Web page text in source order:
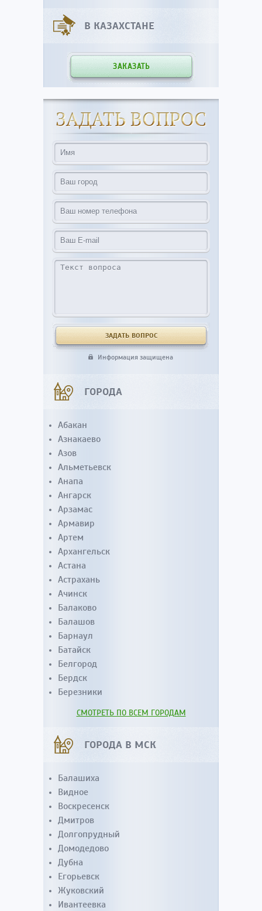
В КАЗАХСТАНЕ
ЗАКАЗАТЬ
Информация защищена
ГОРОДА
Абакан
Азнакаево
Азов
Альметьевск
Анапа
Ангарск
Арзамас
Армавир
Артем
Архангельск
Астана
Астрахань
Ачинск
Балаково
Балашов
Барнаул
Батайск
Белгород
Бердск
Березники
СМОТРЕТЬ ПО ВСЕМ ГОРОДАМ
ГОРОДА В МСК
Балашиха
Видное
Воскресенск
Дмитров
Долгопрудный
Домодедово
Дубна
Егорьевск
Жуковский
Ивантеевка